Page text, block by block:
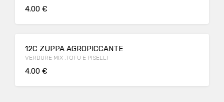
4.00 €
12C ZUPPA AGROPICCANTE
VERDURE MIX ,TOFU E PISELLI
4.00 €